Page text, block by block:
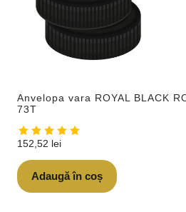
Anvelopa vara ROYAL BLACK
73T
152,52 lei
Adaugă în coș